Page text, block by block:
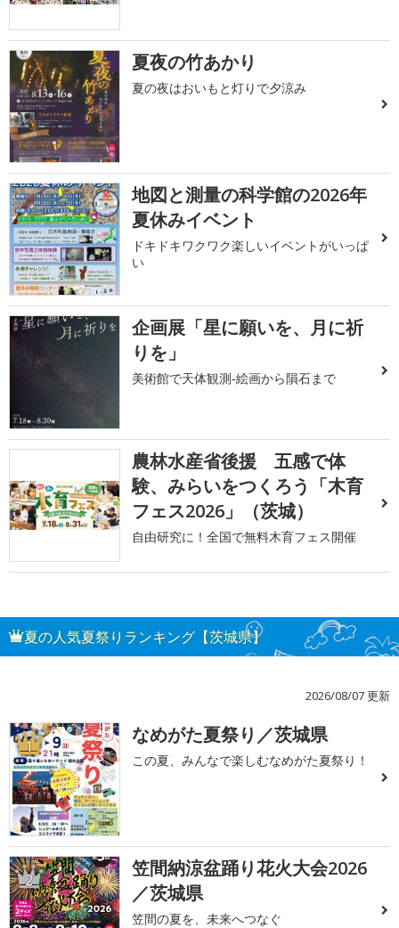
夏夜の竹あかり
夏の夜はおいもと灯りで夕涼み
地図と測量の科学館の2026年
夏休みイベント
ドキドキワクワク楽しいイベントがいっぱ
い
企画展「星に願いを、月に祈
りを」
美術館で天体観測‐絵画から隕石まで
農林水産省後援 五感で体
験、みらいをつくろう「木育
フェス2026」（茨城）
自由研究に！全国で無料木育フェス開催
夏の人気夏祭りランキング【茨城県】
2026/08/07 更新
1 なめがた夏祭り／茨城県
この夏、みんなで楽しむなめがた夏祭り！
2
笠間納涼盆踊り花火大会2026
／茨城県
笠間の夏を、未来へつなぐ